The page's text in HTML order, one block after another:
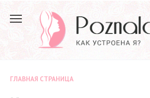
содержанию
ГЛАВНАЯ СТРАНИЦА